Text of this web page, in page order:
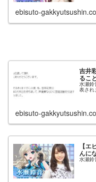
ebisuto-
吉井
るこ
水瀬鈴
表され
ebisuto-
【
んに
水瀬鈴